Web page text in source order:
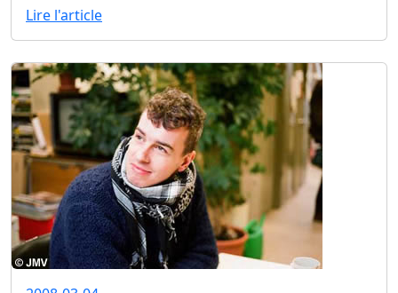
Lire l'article